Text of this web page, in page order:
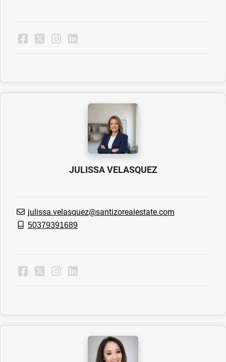
JULISSA VELASQUEZ
julissa.velasquez@santizorealestate.com
50379391689